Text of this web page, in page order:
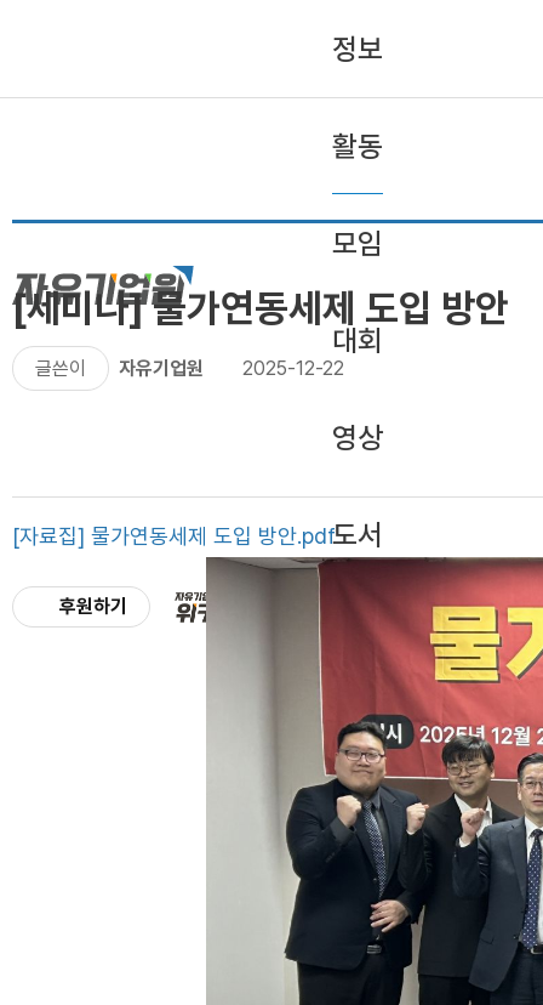
정보
활동
모임
대회
영상
도서
후원하기
[세미나] 물가연동세제 도입 방안
글쓴이 자유기업원 2025-12-22
[자료집] 물가연동세제 도입 방안.pdf